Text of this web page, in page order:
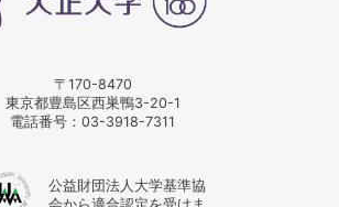
〒170-8470
東京都豊島区西巣鴨3-20-1
電話番号： 03-3918-7311
公益財団法人大学基準協